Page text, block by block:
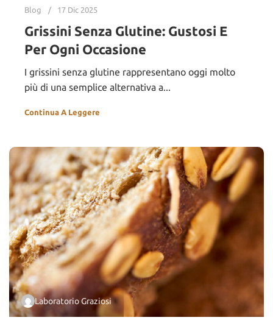
Blog 17 Dic 2025
Grissini Senza Glutine: Gustosi E
Per Ogni Occasione
I grissini senza glutine rappresentano oggi molto
più di una semplice alternativa a...
Continua A Leggere
Laboratorio Graziosi